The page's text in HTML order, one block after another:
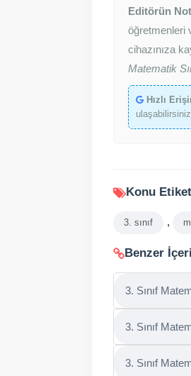
Editörün
öğretmenleri
cihazınıza
Matematik
Hızlı
Konu
3. sınıf ,
Benzer
3. Sınıf
3. Sınıf
3. Sınıf